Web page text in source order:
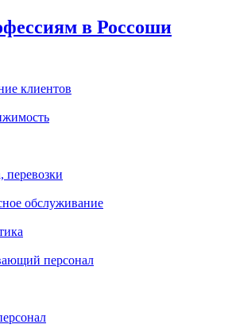
в Россоши
клиентов
перевозки
обслуживание
персонал